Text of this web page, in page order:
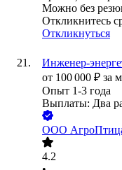
Можно без
Откликнитесь
Откликнуться
Инженер-
от 100 000 ₽ за
Опыт 1-3 года
Выплаты: Два
ООО
4.2